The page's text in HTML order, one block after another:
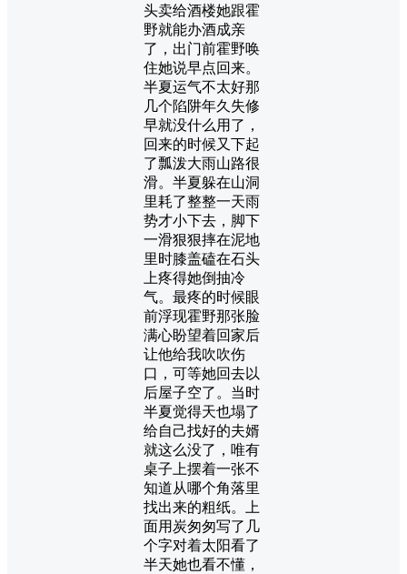
头卖给酒楼她跟霍
野就能办酒成亲
了，出门前霍野唤
住她说早点回来。
半夏运气不太好那
几个陷阱年久失修
早就没什么用了，
回来的时候又下起
了瓢泼大雨山路很
滑。半夏躲在山洞
里耗了整整一天雨
势才小下去，脚下
一滑狠狠摔在泥地
里时膝盖磕在石头
上疼得她倒抽冷
气。最疼的时候眼
前浮现霍野那张脸
满心盼望着回家后
让他给我吹吹伤
口，可等她回去以
后屋子空了。当时
半夏觉得天也塌了
给自己找好的夫婿
就这么没了，唯有
桌子上摆着一张不
知道从哪个角落里
找出来的粗纸。上
面用炭匆匆写了几
个字对着太阳看了
半天她也看不懂，